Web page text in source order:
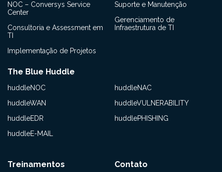
NOC – Conversys Service
Center
Consultoria e Assessment em
TI
Implementação de Projetos
Suporte e Manutenção
Gerenciamento de
Infraestrutura de TI
The Blue Huddle
huddleNOC
huddleWAN
huddleEDR
huddleE-MAIL
huddleNAC
huddleVULNERABILITY
huddlePHISHING
Treinamentos Contato